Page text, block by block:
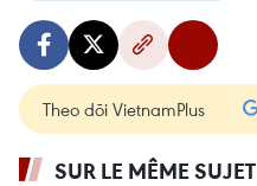
Theo dõi VietnamPlus
SUR LE MÊME SUJET